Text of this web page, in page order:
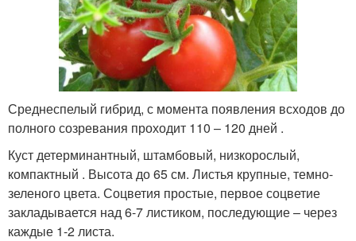
Среднеспелый гибрид, с момента появления всходов до
полного созревания проходит 110 – 120 дней .
Куст детерминантный, штамбовый, низкорослый,
компактный . Высота до 65 см. Листья крупные, темно-
зеленого цвета. Соцветия простые, первое соцветие
закладывается над 6-7 листиком, последующие – через
каждые 1-2 листа.